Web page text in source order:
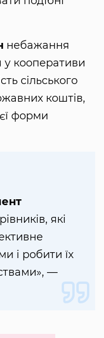
небажання
у кооперативи
сільського
коштів,
форми
які
і робити їх
—